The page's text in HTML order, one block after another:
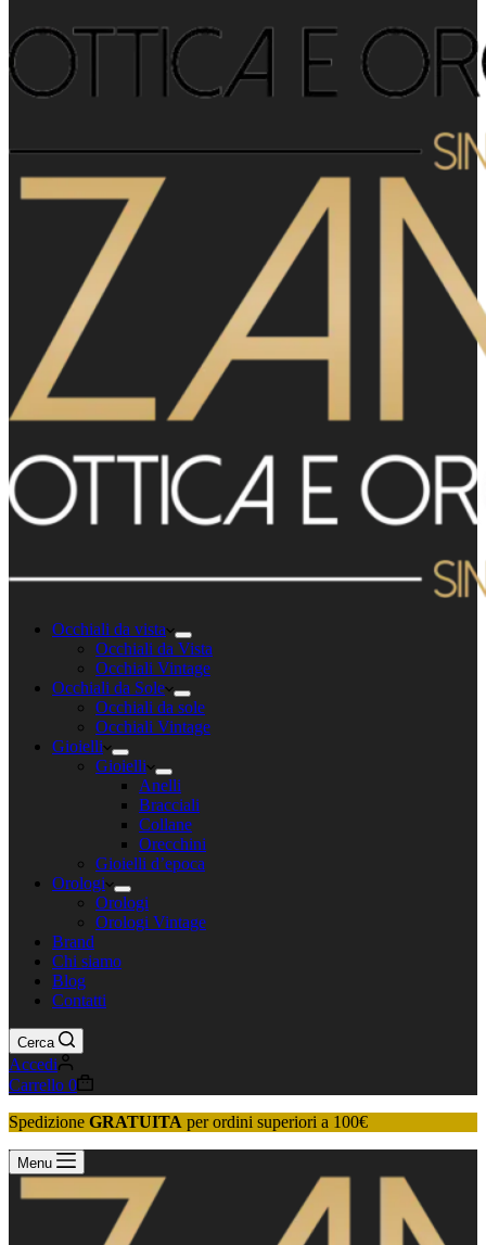
Occhiali da vista
Occhiali da Vista
Occhiali Vintage
Occhiali da Sole
Occhiali da sole
Occhiali Vintage
Gioielli
Gioielli
Anelli
Bracciali
Collane
Orecchini
Gioielli d’epoca
Orologi
Orologi
Orologi Vintage
Brand
Chi siamo
Blog
Contatti
Cerca
Accedi
Carrello 0
Spedizione GRATUITA per ordini superiori a 100€
Menu